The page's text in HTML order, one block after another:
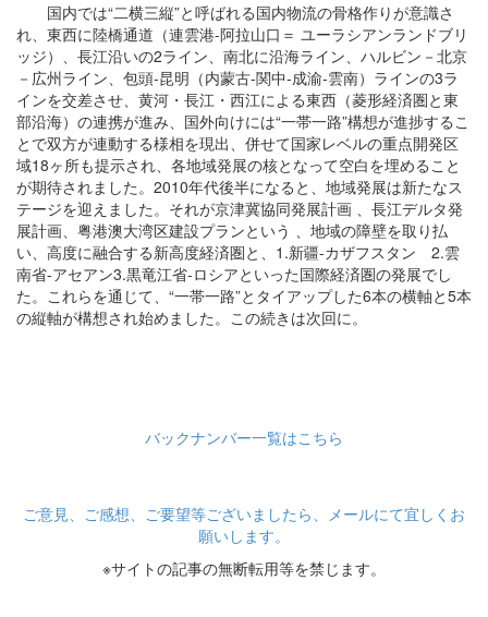
国内では“二横三縦”と呼ばれる国内物流の骨格作りが意識さ
れ、東西に陸橋通道（連雲港-阿拉山口＝ ユーラシアンランドブリ
ッジ）、長江沿いの2ライン、南北に沿海ライン、ハルビン－北京
－広州ライン、包頭-昆明（内蒙古-関中-成渝-雲南）ラインの3ラ
インを交差させ、黄河・長江・西江による東西（菱形経済圏と東
部沿海）の連携が進み、国外向けには“一帯一路”構想が進捗するこ
とで双方が連動する様相を現出、併せて国家レベルの重点開発区
域18ヶ所も提示され、各地域発展の核となって空白を埋めること
が期待されました。2010年代後半になると、地域発展は新たなス
テージを迎えました。それが京津冀協同発展計画 、長江デルタ発
展計画、粤港澳大湾区建設プランという 、地域の障壁を取り払
い、高度に融合する新高度経済圏と、1.新疆-カザフスタン 2.雲
南省-アセアン3.黒竜江省-ロシアといった国際経済圏の発展でし
た。これらを通じて、“一帯一路”とタイアップした6本の横軸と5本
の縦軸が構想され始めました。この続きは次回に。
バックナンバー一覧はこちら
ご意見、ご感想、ご要望等ございましたら、メールにて宜しくお
願いします。
※サイトの記事の無断転用等を禁じます。